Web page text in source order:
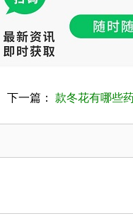
下一篇： 款冬花有哪些